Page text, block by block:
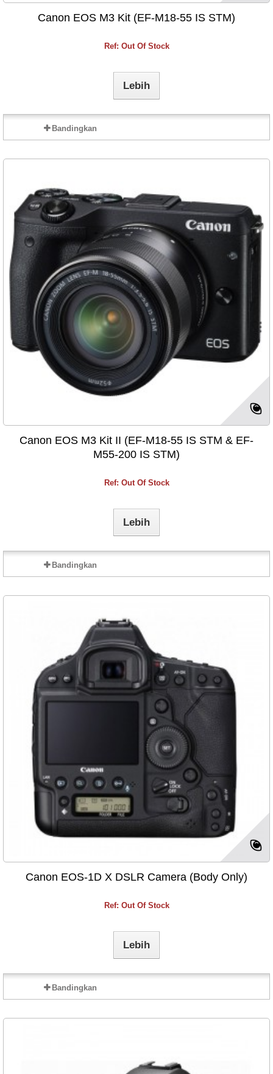
Canon EOS M3 Kit (EF-M18-55 IS STM)
Ref: Out Of Stock
Lebih
Bandingkan
Canon EOS M3 Kit II (EF-M18-55 IS STM & EF-
M55-200 IS STM)
Ref: Out Of Stock
Lebih
Bandingkan
Canon EOS-1D X DSLR Camera (Body Only)
Ref: Out Of Stock
Lebih
Bandingkan